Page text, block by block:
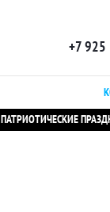
+7
ПАТРИОТИЧЕСКИЕ